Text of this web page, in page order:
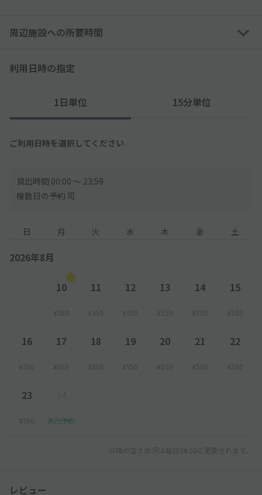
周辺施設への所要時間
利用日時の指定
1日単位 15分単位
ご利用日時を選択してください
貸出時間 00:00 〜 23:59
複数日の予約 可
日 月 火 水 木 金 土
2026年8月
10
¥550
11
¥550
12
¥550
13
¥550
14
¥550
15
¥550
16
¥550
17
¥550
18
¥550
19
¥550
20
¥550
21
¥550
22
¥550
23
¥550 先行予約
以降の空き状況は毎日24:00に更新されます。
レビュー